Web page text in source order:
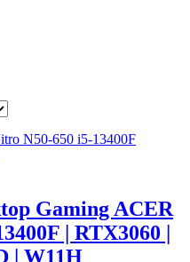
Gaming ACER
| RTX3060 |
| W11H